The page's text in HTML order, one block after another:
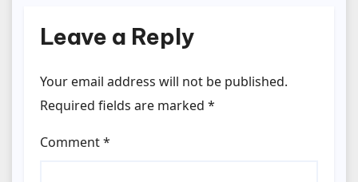
Leave a Reply
Your email address will not be published.
Required fields are marked *
Comment*